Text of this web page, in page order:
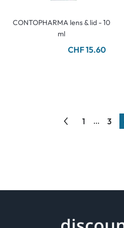
CONTOPHARMA lens & lid - 10
ml
CHF 15.60
1 ... 3